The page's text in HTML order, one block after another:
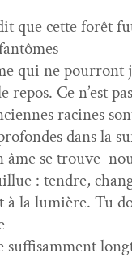
que cette forêt
qui ne pour­ront
repos. Ce n’est
racines
dans la
âme se trou­ve
: ten­dre,
à la lumière. Tu
suff­isam­ment